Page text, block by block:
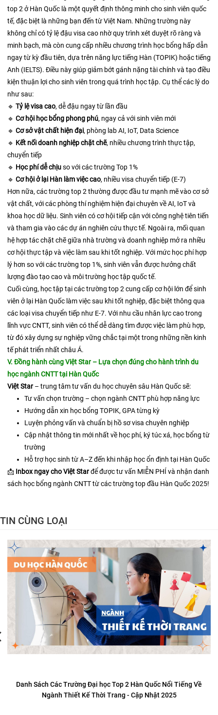
top 2 ở Hàn Quốc là một quyết định thông minh cho sinh viên quốc
tế, đặc biệt là những bạn đến từ Việt Nam. Những trường này
không chỉ có tỷ lệ đậu visa cao nhờ quy trình xét duyệt rõ ràng và
minh bạch, mà còn cung cấp nhiều chương trình học bổng hấp dẫn
ngay từ kỳ đầu tiên, dựa trên năng lực tiếng Hàn (TOPIK) hoặc tiếng
Anh (IELTS). Điều này giúp giảm bớt gánh nặng tài chính và tạo điều
kiện thuận lợi cho sinh viên trong quá trình học tập.​ Cụ thể các lý do
như sau:
🔹 Tỷ lệ visa cao, dễ đậu ngay từ lần đầu
🔹 Cơ hội học bổng phong phú, ngay cả với sinh viên mới
🔹 Cơ sở vật chất hiện đại, phòng lab AI, IoT, Data Science
🔹 Kết nối doanh nghiệp chặt chẽ, nhiều chương trình thực tập,
chuyển tiếp
🔹 Học phí dễ chịuso với các trường Top 1%
🔹 Cơ hội ở lại Hàn làm việc cao, nhiều visa chuyển tiếp (E-7)
Hơn nữa, các trường top 2 thường được đầu tư mạnh mẽ vào cơ sở
vật chất, với các phòng thí nghiệm hiện đại chuyên về AI, IoT và
khoa học dữ liệu. Sinh viên có cơ hội tiếp cận với công nghệ tiên tiến
và tham gia vào các dự án nghiên cứu thực tế. Ngoài ra, mối quan
hệ hợp tác chặt chẽ giữa nhà trường và doanh nghiệp mở ra nhiều
cơ hội thực tập và việc làm sau khi tốt nghiệp. Với mức học phí hợp
lý hơn so với các trường top 1%, sinh viên vẫn được hưởng chất
lượng đào tạo cao và môi trường học tập quốc tế.​
Cuối cùng, học tập tại các trường top 2 cung cấp cơ hội lớn để sinh
viên ở lại Hàn Quốc làm việc sau khi tốt nghiệp, đặc biệt thông qua
các loại visa chuyển tiếp như E-7. Với nhu cầu nhân lực cao trong
lĩnh vực CNTT, sinh viên có thể dễ dàng tìm được việc làm phù hợp,
từ đó xây dựng sự nghiệp vững chắc tại một trong những nền kinh
tế phát triển nhất châu Á.​
V. Đồng hành cùng Việt Star – Lựa chọn đúng cho hành trình du
học ngành CNTT tại Hàn Quốc
Việt Star– trung tâm tư vấn du học chuyên sâu Hàn Quốc sẽ:
Tư vấn chọn trường – chọn ngành CNTT phù hợp năng lực
Hướng dẫn xin học bổng TOPIK, GPA từng kỳ
Luyện phỏng vấn và chuẩn bị hồ sơ visa chuyên nghiệp
Cập nhật thông tin mới nhất về học phí, ký túc xá, học bổng từ
trường
Hỗ trợ học sinh từ A–Z đến khi nhập học ổn định tại Hàn Quốc
📩 Inbox ngay cho Việt Starđể được tư vấn MIỄN PHÍ và nhận danh
sách học bổng ngành CNTT từ các trường top đầu Hàn Quốc 2025!
TIN CÙNG LOẠI
Danh Sách Các Trường Đại học Top 2 Hàn Quốc Nổi Tiếng Về
Ngành Thiết Kế Thời Trang - Cập Nhật 2025